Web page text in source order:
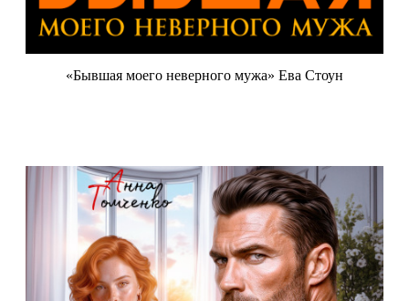
«Бывшая моего неверного мужа» Ева Стоун